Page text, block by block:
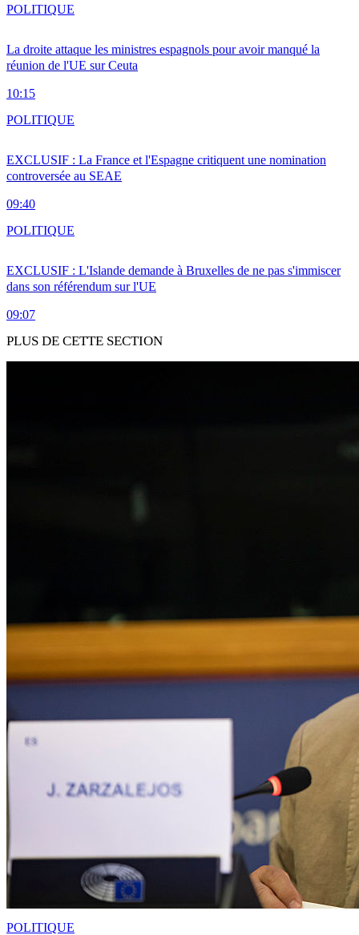
La droite attaque les ministres espagnols pour avoir manqué la
réunion de l'UE sur Ceuta
10:15
POLITIQUE
EXCLUSIF : La France et l'Espagne critiquent une nomination
controversée au SEAE
09:40
POLITIQUE
EXCLUSIF : L'Islande demande à Bruxelles de ne pas s'immiscer
dans son référendum sur l'UE
09:07
POLITIQUE
PLUS DE CETTE SECTION
POLITIQUE